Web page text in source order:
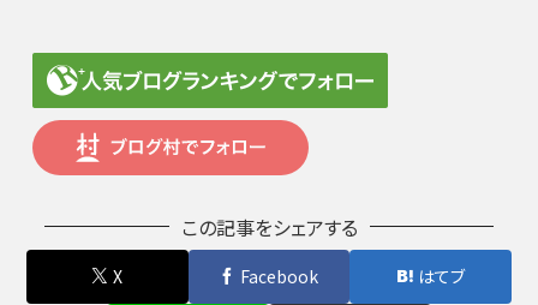
この記事をシェアする
X Facebook はてブ